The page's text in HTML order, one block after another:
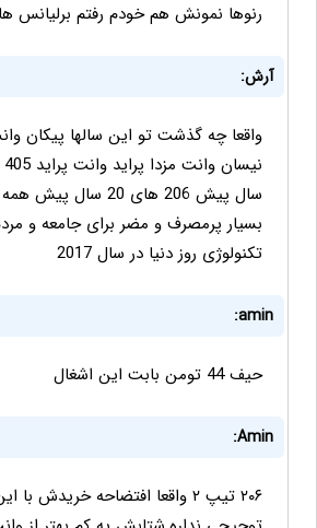
رنوها نمونش هم خودم رفتم برلیانس
آرش:
واقعا چه گذشت تو این سالها پیکان
سال پیش 206 های 20
بسیار پرمصرف و مضر برای جامعه و
تکنولوژی روز دنیا در سال 2017
amin:
حیف 44 تومن بابت این اشغال
Amin:
۲۰۶ تیپ ۲ واقعا افتضاحه خریدش